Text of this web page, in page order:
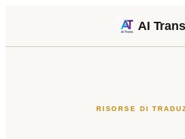
AI Trans
RISORSE DI